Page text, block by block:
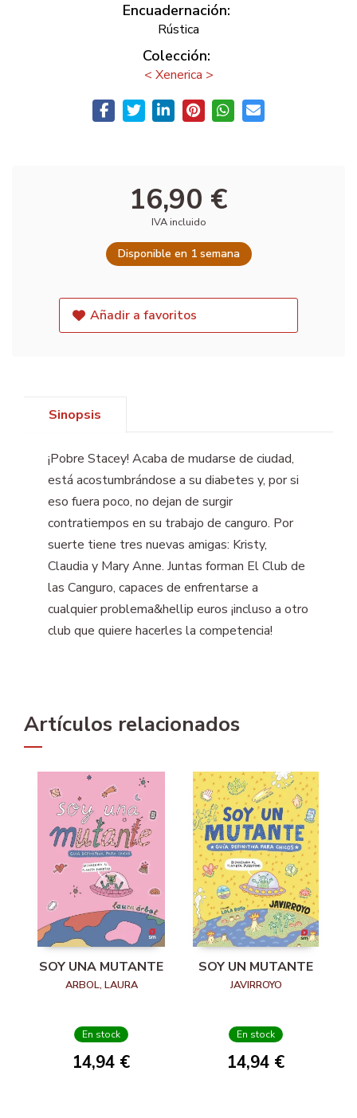
Encuadernación:
Rústica
Colección:
< Xenerica >
16,90 €
IVA incluido
Disponible en 1 semana
Añadir a favoritos
Sinopsis
¡Pobre Stacey! Acaba de mudarse de ciudad,
está acostumbrándose a su diabetes y, por si
eso fuera poco, no dejan de surgir
contratiempos en su trabajo de canguro. Por
suerte tiene tres nuevas amigas: Kristy,
Claudia y Mary Anne. Juntas forman El Club de
las Canguro, capaces de enfrentarse a
cualquier problema&hellip euros ¡incluso a otro
club que quiere hacerles la competencia!
Artículos relacionados
SOY UNA MUTANTE
ARBOL, LAURA
En stock
14,94 €
SOY UN MUTANTE
JAVIRROYO
En stock
14,94 €